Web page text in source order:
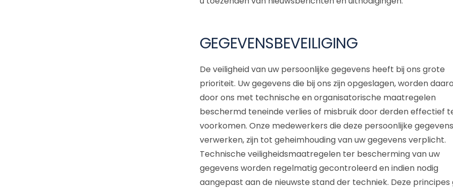
GEGEVENSBEVEILIGING
De veiligheid van uw persoonlijke gegevens heeft bij ons grote
prioriteit. Uw gegevens die bij ons zijn opgeslagen, worden
door ons met technische en organisatorische maatregelen
beschermd teneinde verlies of misbruik door derden effectief
voorkomen. Onze medewerkers die deze persoonlijke gegevens
verwerken, zijn tot geheimhouding van uw gegevens verplicht.
Technische veiligheidsmaatregelen ter bescherming van uw
gegevens worden regelmatig gecontroleerd en indien nodig
aangepast aan de nieuwste stand der techniek. Deze principes